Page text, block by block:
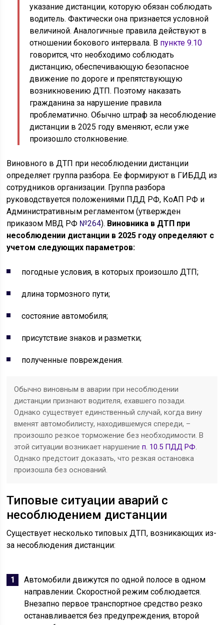
указание дистанции, которую обязан соблюдать
водитель. Фактически она признается условной
величиной. Аналогичные правила действуют в
отношении бокового интервала. В пункте 9.10
говорится, что необходимо соблюдать
дистанцию, обеспечивающую безопасное
движение по дороге и препятствующую
возникновению ДТП. Поэтому наказать
гражданина за нарушение правила
проблематично. Обычно штраф за несоблюдение
дистанции в 2025 году вменяют, если уже
произошло столкновение.
Виновного в ДТП при несоблюдении дистанции
определяет группа разбора. Ее формируют в ГИБДД из
сотрудников организации. Группа разбора
руководствуется положениями ПДД РФ, КоАП РФ и
Административным регламентом (утвержден
приказом МВД РФ №264). Виновника в ДТП при
несоблюдении дистанции в 2025 году определяют с
учетом следующих параметров:
погодные условия, в которых произошло ДТП;
длина тормозного пути;
состояние автомобиля;
присутствие знаков и разметки;
полученные повреждения.
Обычно виновным в аварии при несоблюдении
дистанции признают водителя, ехавшего позади.
Однако существует единственный случай, когда вину
вменят автомобилисту, находившемуся спереди, –
произошло резкое торможение без необходимости. В
этой ситуации возникает нарушениеп. 10.5 ПДД РФ.
Однако предстоит доказать, что резкая остановка
произошла без оснований.
Типовые ситуации аварий с
несоблюдением дистанции
Существует несколько типовых ДТП, возникающих из-
за несоблюдения дистанции:
Автомобили движутся по одной полосе в одном
направлении. Скоростной режим соблюдается.
Внезапно первое транспортное средство резко
останавливается без предупреждения, второй